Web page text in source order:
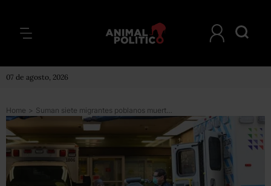
07 de agosto, 2026
Home > Suman siete migrantes poblanos muertos en Nueva York por COVID-19